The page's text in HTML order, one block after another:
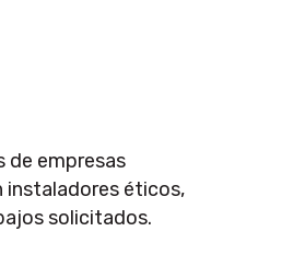
de empresas
instaladores éticos,
solicitados.